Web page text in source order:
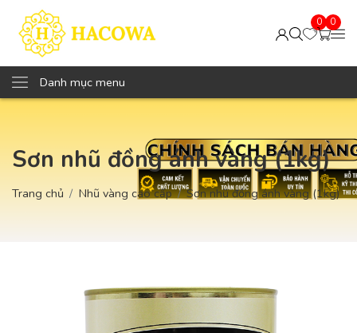
0 0
Danh mục menu
Sơn nhũ đồng ánh vàng (1kg)
Trang chủ Nhũ vàng cao cấp Sơn nhũ đồng ánh vàng (1kg)